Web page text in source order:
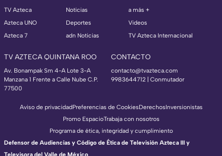
TV Azteca
Azteca UNO
Azteca 7
Noticias
Deportes
adn Noticias
a más +
Videos
TV Azteca Internacional
TV AZTECA QUINTANA ROO
Av. Bonampak Sm 4-A Lote 3-A
Manzana 1 Frente a Calle Nube C.P.
77500
CONTACTO
contacto@tvazteca.com
9983644712 | Conmutador
Aviso de privacidadPreferencias de CookiesDerechosInversionistas
Promo EspacioTrabaja con nosotros
Programa de ética, integridad y cumplimiento
Defensor de Audiencias y Código de Ética de Televisión Azteca III y